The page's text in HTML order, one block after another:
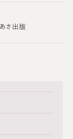
あさ出版